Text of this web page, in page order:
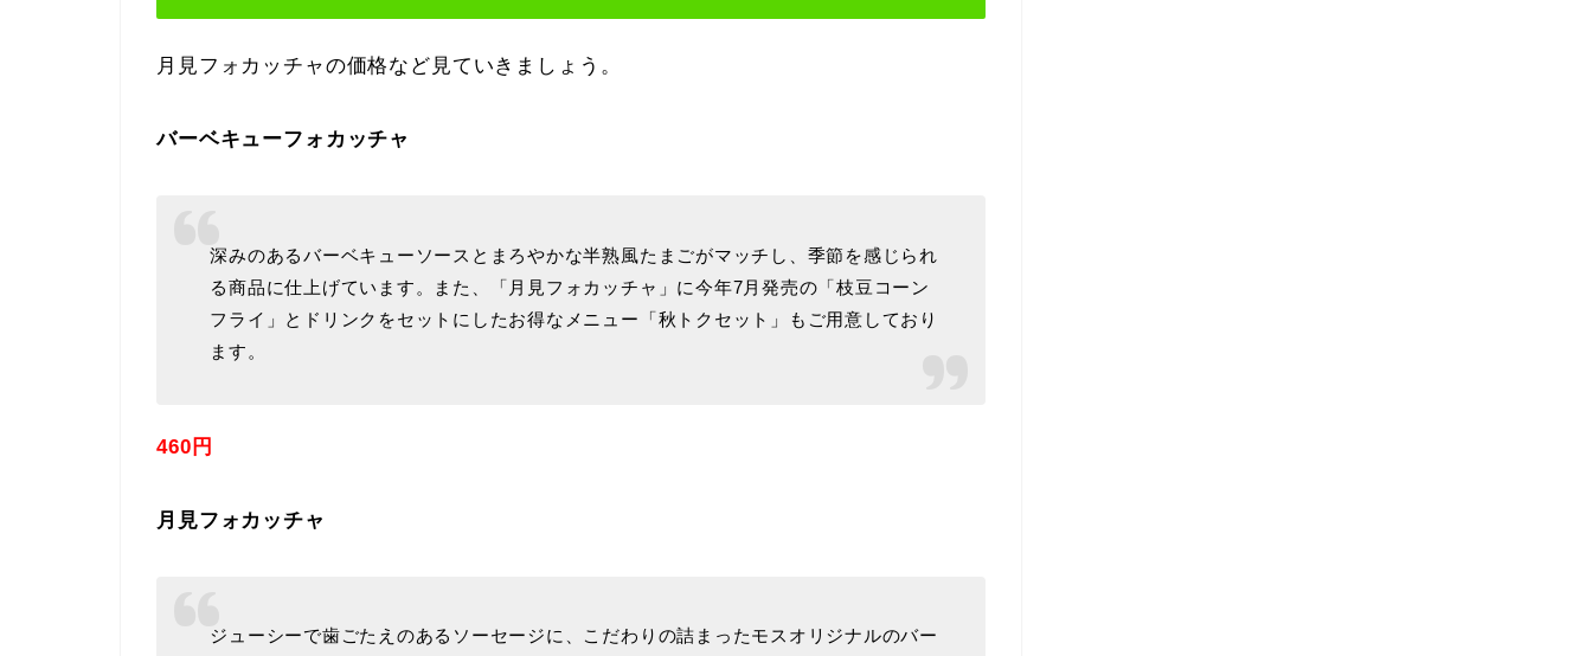
月見フォカッチャの価格など見ていきましょう。
バーベキューフォカッチャ
深みのあるバーベキューソースとまろやかな半熟風たまごがマッチし、季節を感じられ
る商品に仕上げています。また、「月見フォカッチャ」に今年7月発売の「枝豆コーン
フライ」とドリンクをセットにしたお得なメニュー「秋トクセット」もご用意しており
ます。
460円
月見フォカッチャ
ジューシーで歯ごたえのあるソーセージに、こだわりの詰まったモスオリジナルのバー